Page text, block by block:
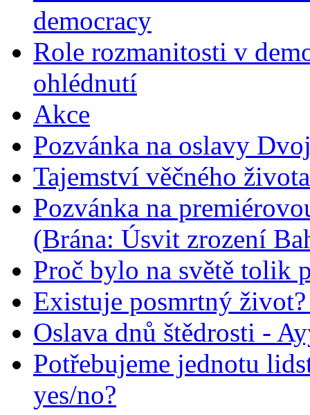
democracy
Role rozmanitosti v
ohlédnutí
Akce
Pozvánka na oslavy
Tajemství věčného života
Pozvánka na
(Brána: Úsvit zrození
Proč bylo na světě tolik
Existuje posmrtný
Oslava dnů štědrosti -
Potřebujeme jednotu
yes/no?